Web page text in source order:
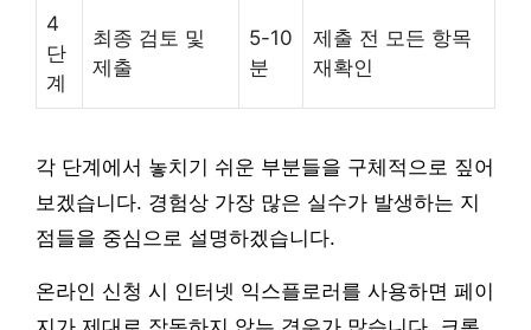
4
단
계
최종 검토 및
제출
5-10
분
제출 전 모든 항목
재확인
각 단계에서 놓치기 쉬운 부분들을 구체적으로 짚어
보겠습니다. 경험상 가장 많은 실수가 발생하는 지
점들을 중심으로 설명하겠습니다.
온라인 신청 시 인터넷 익스플로러를 사용하면 페이